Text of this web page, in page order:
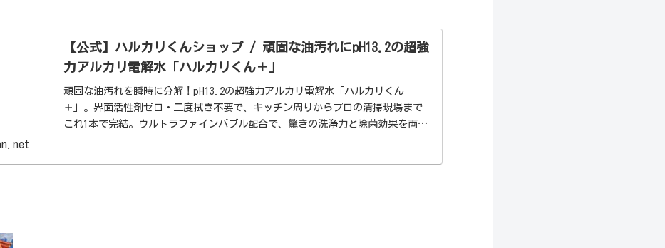
【公式】ハルカリくんショップ / 頑固な油汚れにpH13.2の超強
力アルカリ電解水「ハルカリくん＋」
頑固な油汚れを瞬時に分解！pH13.2の超強力アルカリ電解水「ハルカリくん
＋」。界面活性剤ゼロ・二度拭き不要で、キッチン周りからプロの清掃現場まで
これ1本で完結。ウルトラファインバブル配合で、驚きの洗浄力と除菌効果を両立